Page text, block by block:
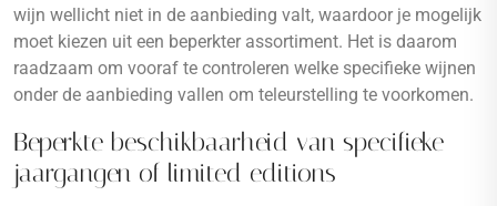
wijn wellicht niet in de aanbieding valt, waardoor je mogelijk
moet kiezen uit een beperkter assortiment. Het is daarom
raadzaam om vooraf te controleren welke specifieke wijnen
onder de aanbieding vallen om teleurstelling te voorkomen.
Beperkte beschikbaarheid van specifieke
jaargangen of limited editions